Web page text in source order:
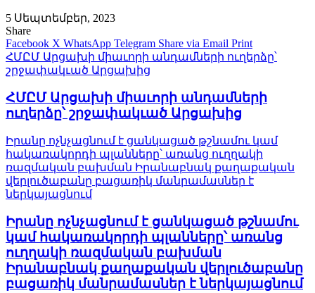
5 Սեպտեմբեր, 2023
Share
Facebook X WhatsApp Telegram Share via Email Print
ՀՄԸՄ Արցախի միաւորի անդամների ուղերձը՝
շրջափակւած Արցախից
ՀՄԸՄ Արցախի միաւորի անդամների
ուղերձը՝ շրջափակւած Արցախից
Իրանը ոչնչացնում է ցանկացած թշնամու կամ
հակառակորդի պլանները՝ առանց ուղղակի
ռազմական բախման Իրանաբնակ քաղաքական
վերլուծաբանը բացառիկ մանրամասներ է
ներկայացնում
Իրանը ոչնչացնում է ցանկացած թշնամու
կամ հակառակորդի պլանները՝ առանց
ուղղակի ռազմական բախման
Իրանաբնակ քաղաքական վերլուծաբանը
բացառիկ մանրամասներ է ներկայացնում